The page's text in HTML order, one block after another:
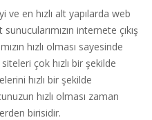
en hızlı alt yapılarda web
internete çıkış
hızlı olması sayesinde
çok hızlı bir şekilde
hızlı bir şekilde
hızlı olması zaman
birisidir.